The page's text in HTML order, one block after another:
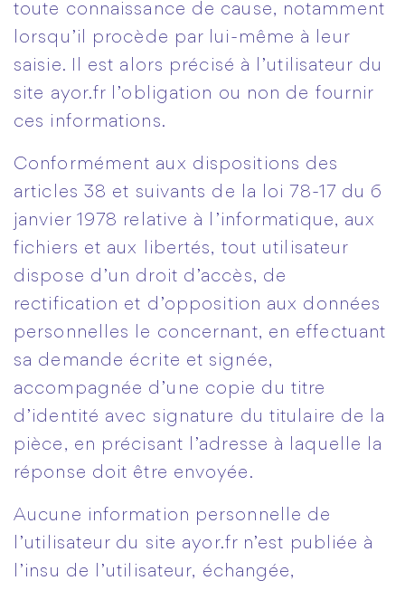
toute connaissance de cause, notamment
lorsqu’il procède par lui-même à leur
saisie. Il est alors précisé à l’utilisateur du
site ayor.fr l’obligation ou non de fournir
ces informations.
Conformément aux dispositions des
articles 38 et suivants de la loi 78-17 du 6
janvier 1978 relative à l’informatique, aux
fichiers et aux libertés, tout utilisateur
dispose d’un droit d’accès, de
rectification et d’opposition aux données
personnelles le concernant, en effectuant
sa demande écrite et signée,
accompagnée d’une copie du titre
d’identité avec signature du titulaire de la
pièce, en précisant l’adresse à laquelle la
réponse doit être envoyée.
Aucune information personnelle de
l’utilisateur du site ayor.fr n’est publiée à
l’insu de l’utilisateur, échangée,